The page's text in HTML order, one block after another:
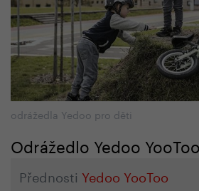
odrážedla Yedoo pro děti
Odrážedlo Yedoo YooToo
Přednosti Yedoo YooToo